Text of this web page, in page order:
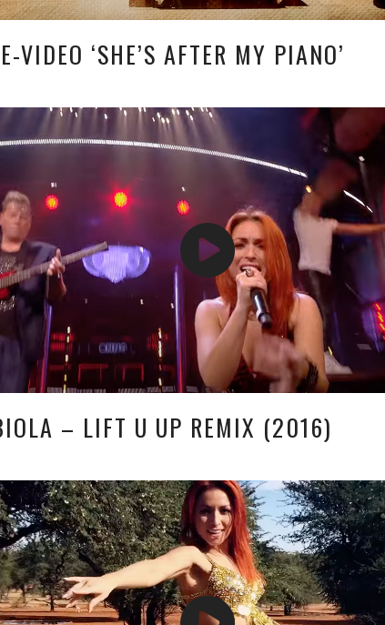
VIDEO ‘SHE’S AFTER MY PIANO’
– LIFT U UP REMIX (2016)